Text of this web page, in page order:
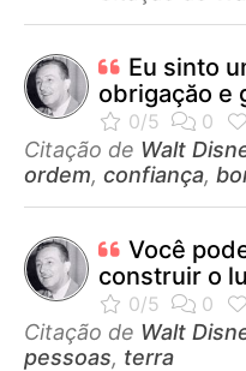
Eu sinto
obrigaçăo e
Citação de Walt
ordem, confiança,
Você
construir o
Citação de Walt
pessoas, terra